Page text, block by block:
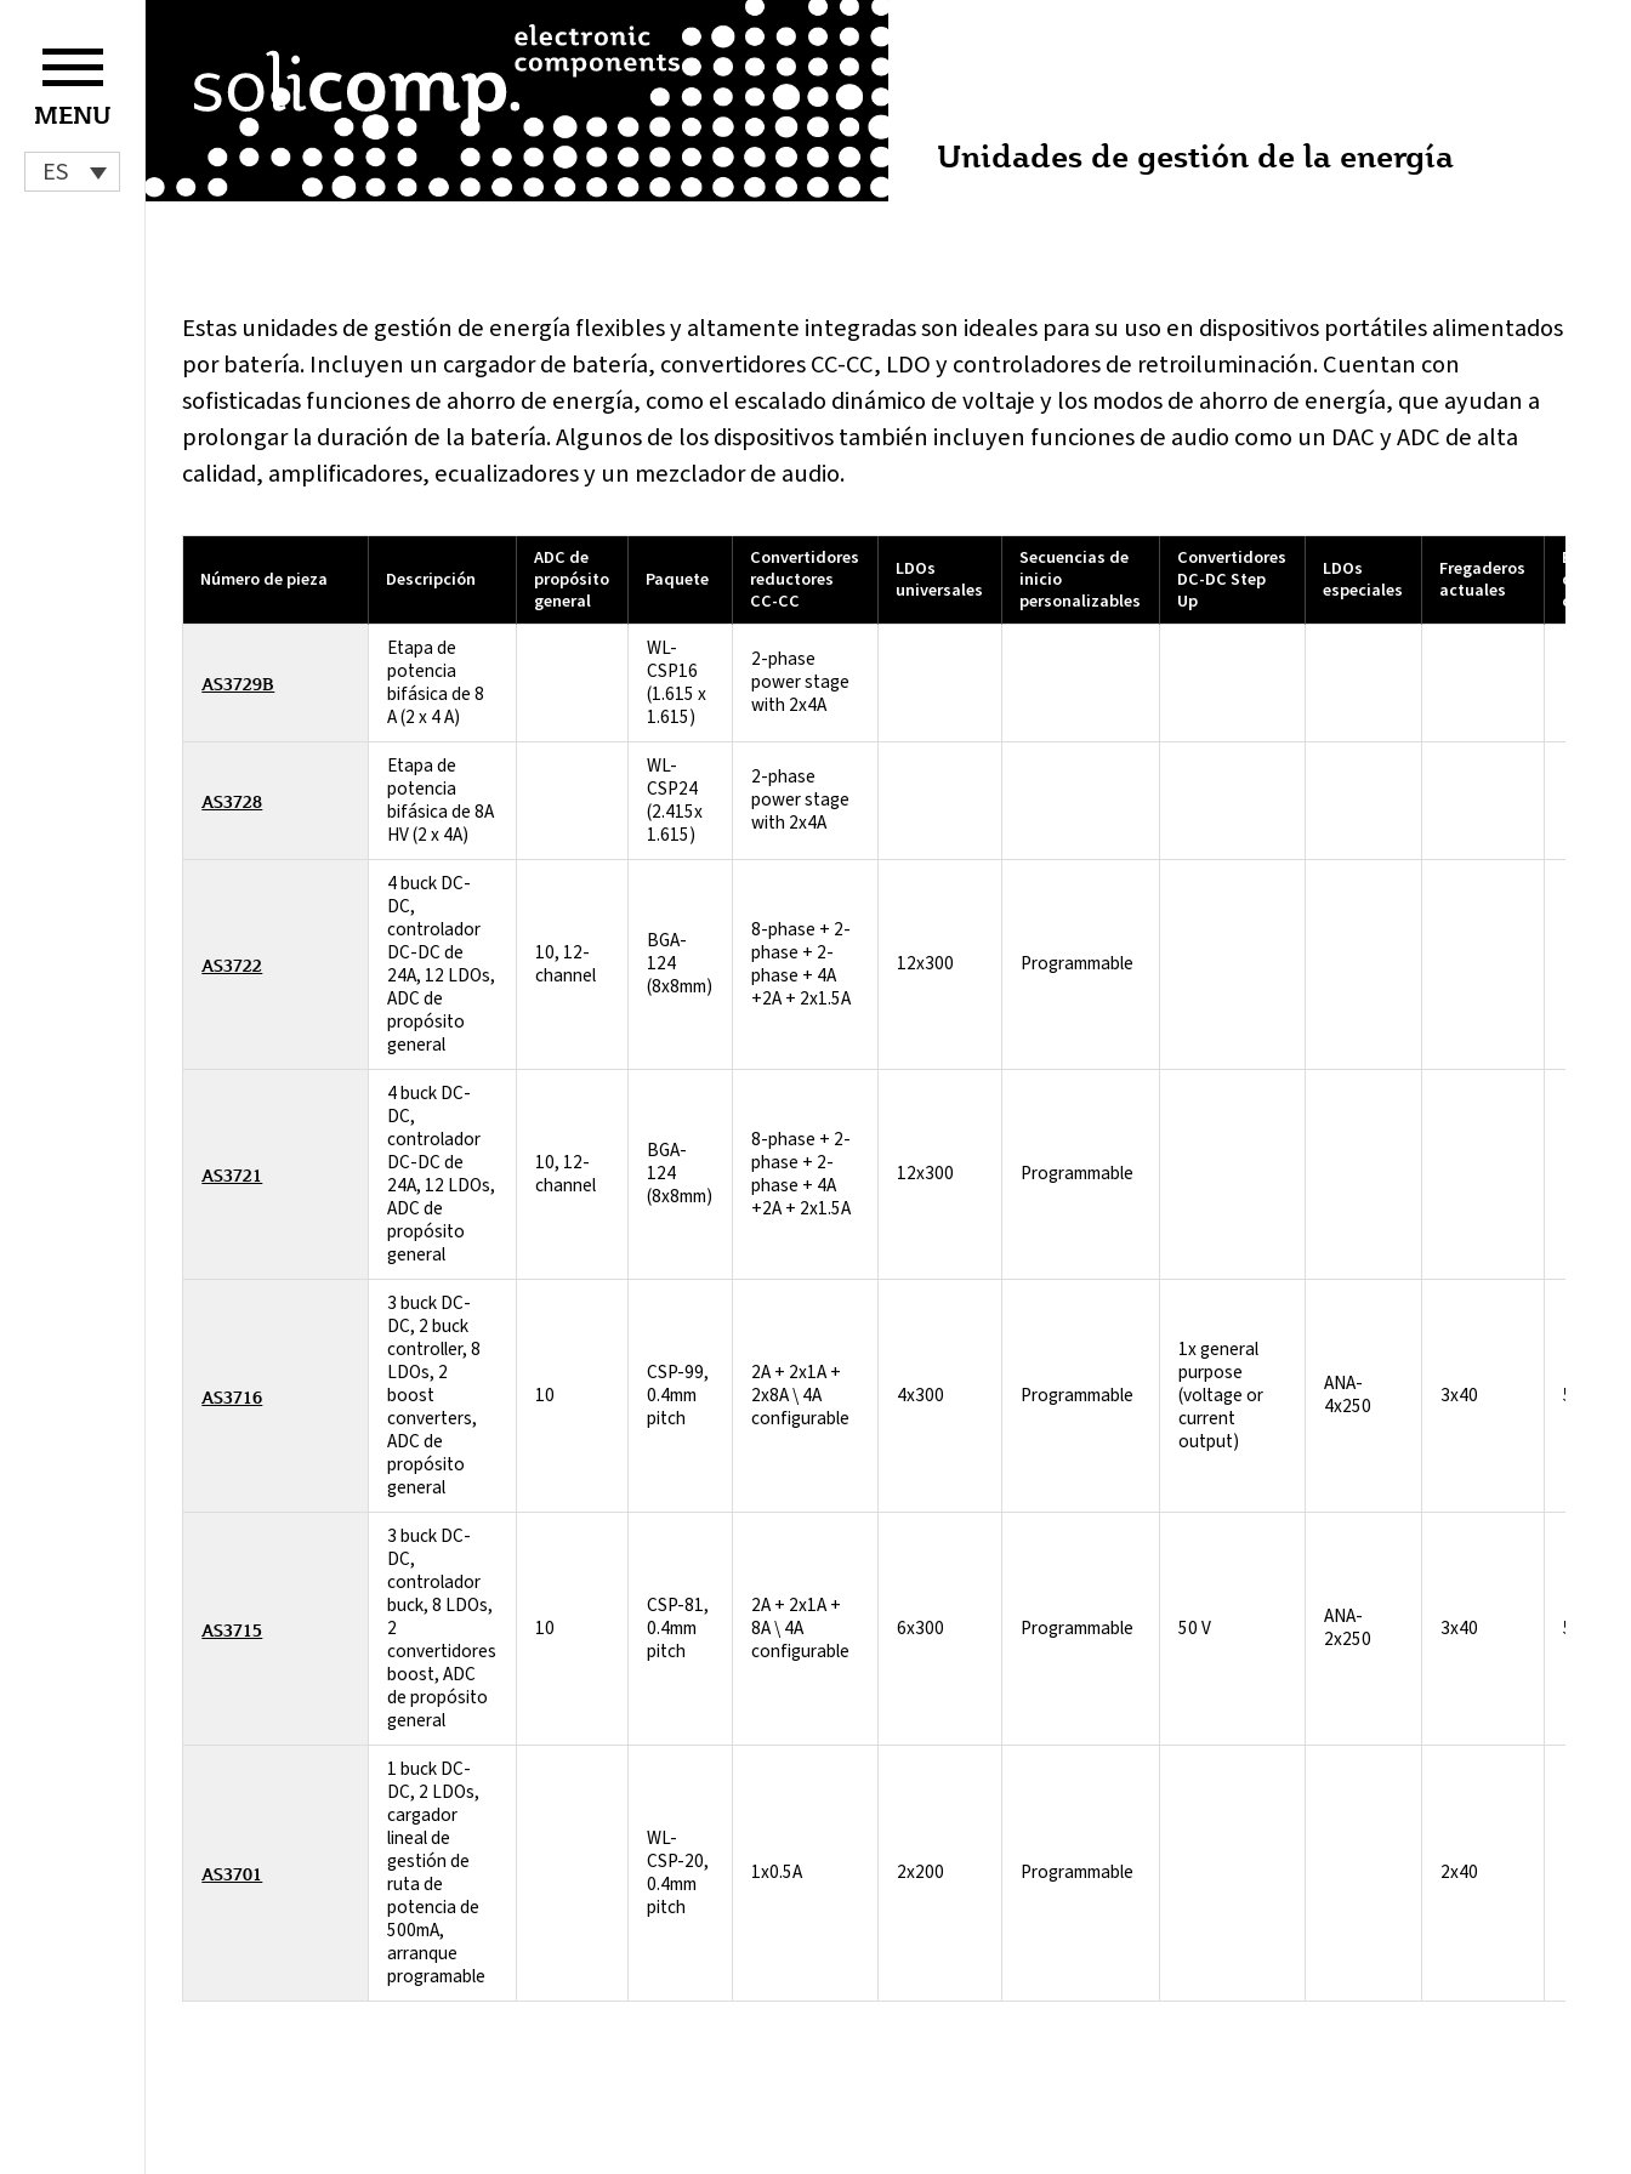
MENU
ES
contenido
Unidades de gestión de la energía
Estas unidades de gestión de energía flexibles y altamente integradas son ideales para su uso en dispositivos portátiles alimentados
por batería. Incluyen un cargador de batería, convertidores CC-CC, LDO y controladores de retroiluminación. Cuentan con
sofisticadas funciones de ahorro de energía, como el escalado dinámico de voltaje y los modos de ahorro de energía, que ayudan a
prolongar la duración de la batería. Algunos de los dispositivos también incluyen funciones de audio como un DAC y ADC de alta
calidad, amplificadores, ecualizadores y un mezclador de audio.
Número de pieza Descripción
ADC de
propósito
general
Paquete
Convertidores
reductores
CC-CC
LDOs
universales
Secuencias de
inicio
personalizables
Convertidores
DC-DC Step
Up
LDOs
especiales
Fregaderos
actuales
Bomba
de
carga
AS3729B
Etapa de
potencia
bifásica de 8
A (2 x 4 A)
WL-
CSP16
(1.615 x
1.615)
2-phase
power stage
with 2x4A
AS3728
Etapa de
potencia
bifásica de 8A
HV (2 x 4A)
WL-
CSP24
(2.415x
1.615)
2-phase
power stage
with 2x4A
AS3722
4 buck DC-
DC,
controlador
DC-DC de
24A, 12 LDOs,
ADC de
propósito
general
10, 12-
channel
BGA-
124
(8x8mm)
8-phase + 2-
phase + 2-
phase + 4A
+2A + 2x1.5A
12x300 Programmable
AS3721
4 buck DC-
DC,
controlador
DC-DC de
24A, 12 LDOs,
ADC de
propósito
general
10, 12-
channel
BGA-
124
(8x8mm)
8-phase + 2-
phase + 2-
phase + 4A
+2A + 2x1.5A
12x300 Programmable
AS3716
3 buck DC-
DC, 2 buck
controller, 8
LDOs, 2
boost
converters,
ADC de
propósito
general
10
CSP-99,
0.4mm
pitch
2A + 2x1A +
2x8A \ 4A
configurable
4x300 Programmable
1x general
purpose
(voltage or
current
output)
ANA-
4x250
3x40 5 / 60
AS3715
3 buck DC-
DC,
controlador
buck, 8 LDOs,
2
convertidores
boost, ADC
de propósito
general
10
CSP-81,
0.4mm
pitch
2A + 2x1A +
8A \ 4A
configurable
6x300 Programmable 50 V
ANA-
2x250
3x40 5 / 60
AS3701
1 buck DC-
DC, 2 LDOs,
cargador
lineal de
gestión de
ruta de
potencia de
500mA,
arranque
programable
WL-
CSP-20,
0.4mm
pitch
1x0.5A 2x200 Programmable 2x40